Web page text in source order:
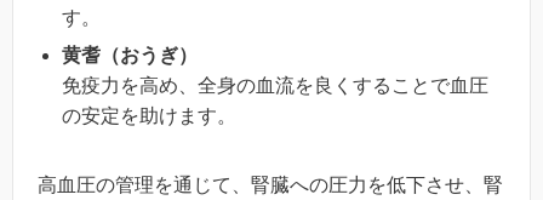
す。
黄耆（おうぎ）
免疫力を高め、全身の血流を良くすることで血圧
の安定を助けます。
高血圧の管理を通じて、腎臓への圧力を低下させ、腎